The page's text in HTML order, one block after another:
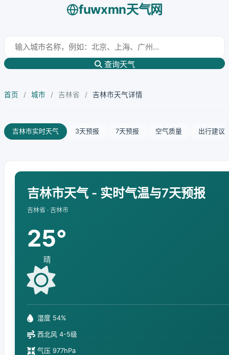
fuwxmn天气网
查询天气
首页 / 城市 / 吉林省 / 吉林市天气详情
吉林市实时天气 3天预报 7天预报 空气质量 出行建议
吉林市天气 - 实时气温与7天预报
吉林省 · 吉林市
25°
晴
湿度 54%
西北风 4-5级
气压 977hPa